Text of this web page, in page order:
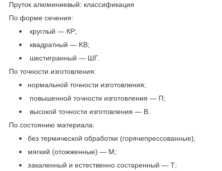
Пруток алюминиевый: классификация
По форме сечения:
круглый — КР;
квадратный — KB;
шестигранный — ШГ.
По точности изготовления:
нормальной точности изготовления;
повышенной точности изготовления — П;
высокой точности изготовления — В.
По состоянию материала:
без термической обработки (горячепрессованные);
мягкий (отожженные) — М;
закаленный и естественно состаренный — Т;